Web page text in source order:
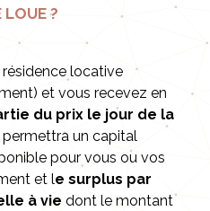
LOUE ?
locative
et vous recevez en
du prix le jour de la
un capital
pour vous ou vos
et le surplus par
à vie dont le montant